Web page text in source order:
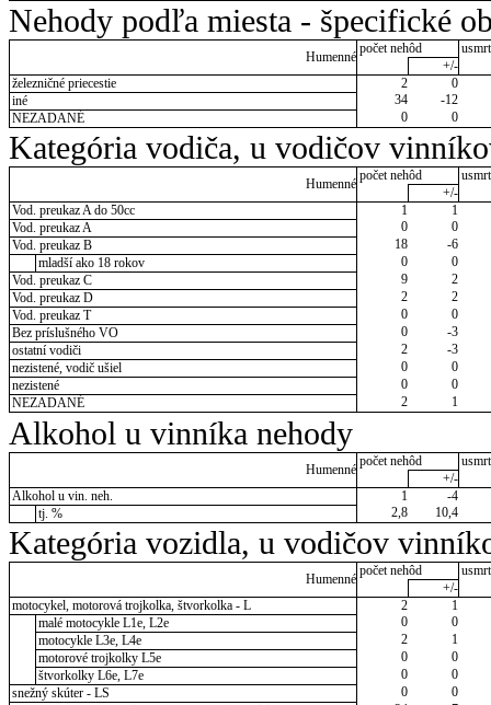
Nehody podľa miesta - špecifické
Humenné
počet nehôd
+/-
železničné priecestie
2
0
iné
34
-12
NEZADANÉ
0 0
Kategória vodiča, u vodičov
Humenné
počet nehôd
+/-
Vod. preukaz A do 50cc
1
1
Vod. preukaz A
0
0
Vod. preukaz B
18
-6
mladší ako 18 rokov
0
0
Vod. preukaz C
9
2
Vod. preukaz D
2
2
Vod. preukaz T
0
0
Bez príslušného VO
0
-3
ostatní vodiči
2
-3
nezistené, vodič ušiel
0
0
nezistené
0
0
NEZADANÉ
2 1
Alkohol u vinníka nehody
Humenné
počet nehôd
+/-
Alkohol u vin. neh.
1
-4
tj. %
2,8 10,4
Kategória vozidla, u vodičov
Humenné
počet nehôd
+/-
motocykel, motorová trojkolka, štvorkolka - L
2
1
malé motocykle L1e, L2e
0
0
motocykle L3e, L4e
2
1
motorové trojkolky L5e
0
0
štvorkolky L6e, L7e
0
0
snežný skúter - LS
0
0